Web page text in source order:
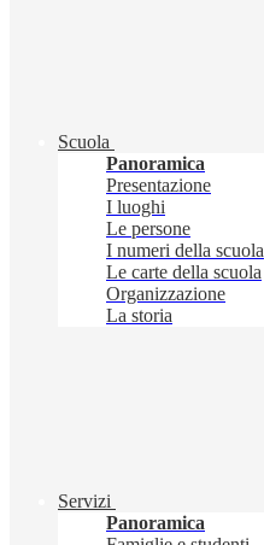
Scuola
Panoramica
Presentazione
I luoghi
Le persone
I numeri della scuola
Le carte della scuola
Organizzazione
La storia
Servizi
Panoramica